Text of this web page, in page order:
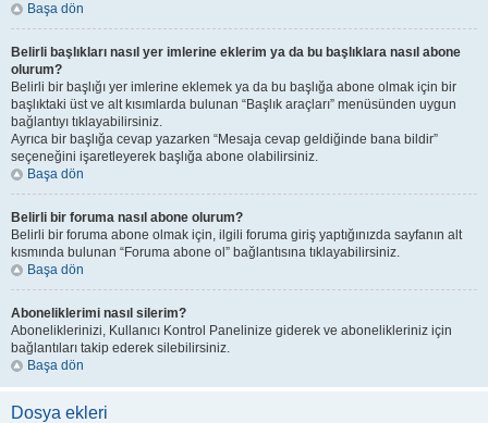
Başa dön
Belirli başlıkları nasıl yer imlerine eklerim ya da bu başlıklara nasıl abone
olurum?
Belirli bir başlığı yer imlerine eklemek ya da bu başlığa abone olmak için bir
başlıktaki üst ve alt kısımlarda bulunan “Başlık araçları” menüsünden uygun
bağlantıyı tıklayabilirsiniz.
Ayrıca bir başlığa cevap yazarken “Mesaja cevap geldiğinde bana bildir”
seçeneğini işaretleyerek başlığa abone olabilirsiniz.
Başa dön
Belirli bir foruma nasıl abone olurum?
Belirli bir foruma abone olmak için, ilgili foruma giriş yaptığınızda sayfanın alt
kısmında bulunan “Foruma abone ol” bağlantısına tıklayabilirsiniz.
Başa dön
Aboneliklerimi nasıl silerim?
Aboneliklerinizi, Kullanıcı Kontrol Panelinize giderek ve abonelikleriniz için
bağlantıları takip ederek silebilirsiniz.
Başa dön
Dosya ekleri